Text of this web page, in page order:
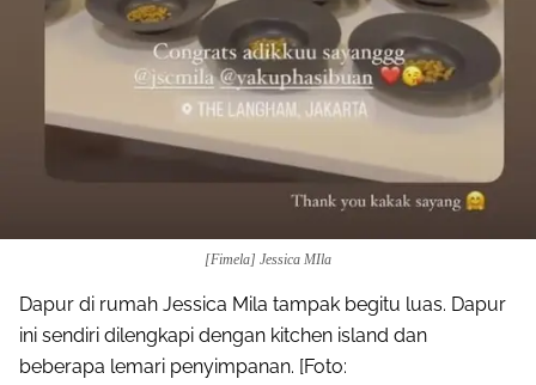
[Fimela] Jessica MIla
Dapur di rumah Jessica Mila tampak begitu luas. Dapur
ini sendiri dilengkapi dengan kitchen island dan
beberapa lemari penyimpanan. [Foto: